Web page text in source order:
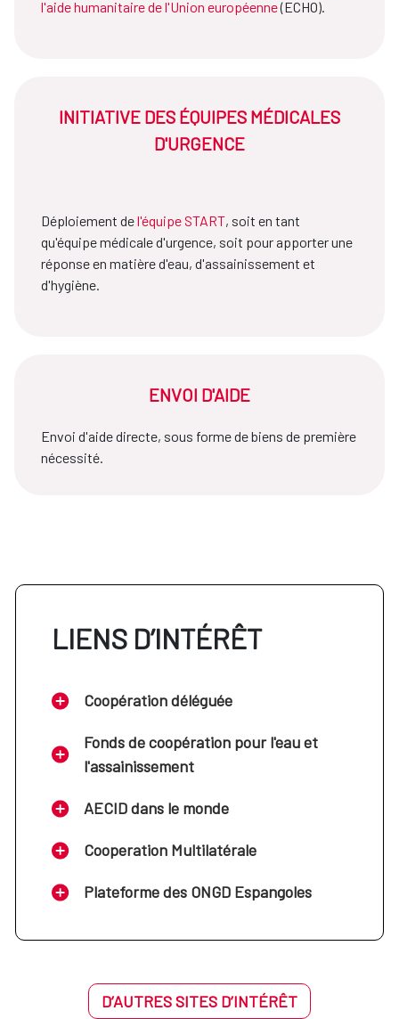
l'aide humanitaire de l'Union européenne(ECHO).
INITIATIVE DES ÉQUIPES MÉDICALES
D'URGENCE
Déploiement del'équipe START, soit en tant
qu'équipe médicale d'urgence, soit pour apporter une
réponse en matière d'eau, d'assainissement et
d'hygiène.
ENVOI D'AIDE
Envoi d'aide directe, sous forme de biens de première
nécessité.
LIENS D’INTÉRÊT
Coopération déléguée
Fonds de coopération pour l'eau et
l'assainissement
AECID dans le monde
Cooperation Multilatérale
Plateforme des ONGD Espangoles
D’AUTRES SITES D’INTÉRÊT